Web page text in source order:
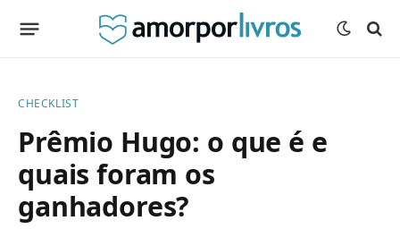
CHECKLIST
Prêmio Hugo: o que é e
quais foram os
ganhadores?